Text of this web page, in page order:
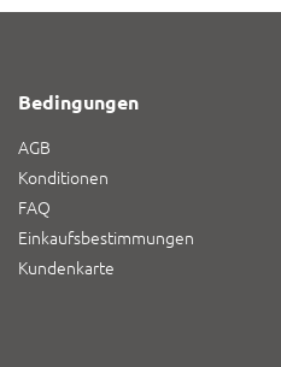
Bedingungen
AGB
Konditionen
FAQ
Einkaufsbestimmungen
Kundenkarte